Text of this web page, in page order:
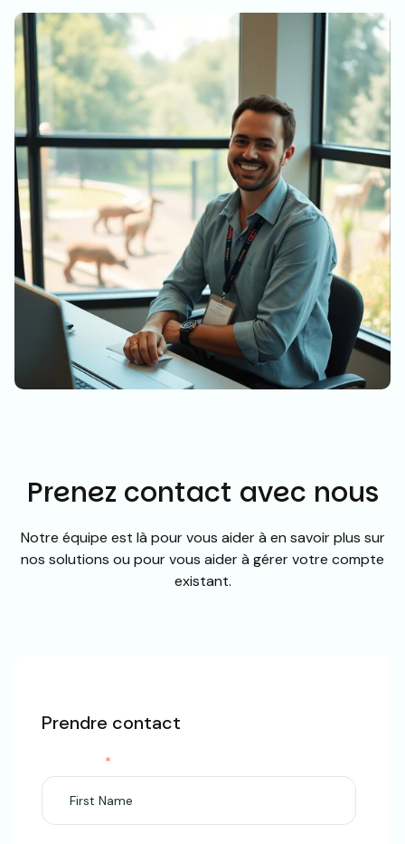
Prenez contact avec nous
Notre équipe est là pour vous aider à en savoir plus sur
nos solutions ou pour vous aider à gérer votre compte
existant.
Prendre contact
*